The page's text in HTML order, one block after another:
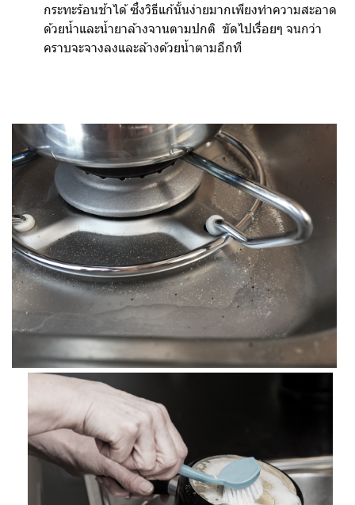
กระทะร้อนช้าได้ ซึ่งวิธีแก้นั้นง่ายมากเพียงทำความสะอาด
ด้วยน้ำและน้ำยาล้างจานตามปกติ ขัดไปเรื่อยๆ จนกว่า
คราบจะจางลงและล้างด้วยน้ำตามอีกที